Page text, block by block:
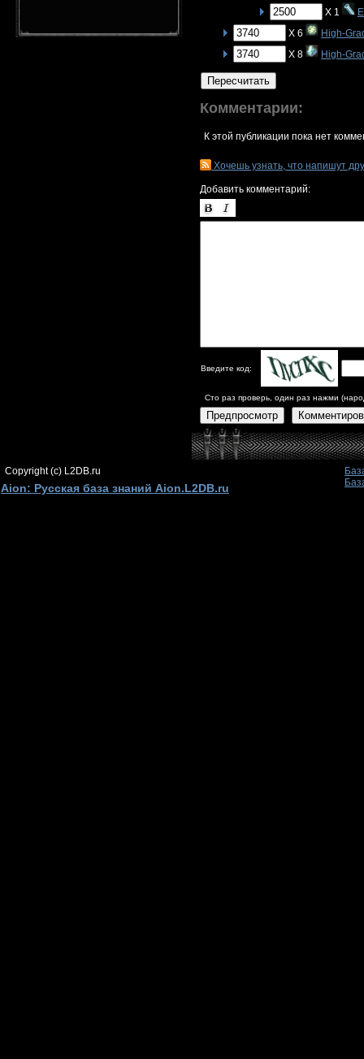
X 1
X 6
High-
X 8
High-
Пересчитать
Комментарии:
К этой публикации пока нет
Хочешь узнать, что напишут
Добавить комментарий:
Введите код:
Сто раз проверь, один раз нажми
Предпросмотр
Copyright (c) L2DB.ru
Aion: Русская база знаний Aion.L2DB.ru